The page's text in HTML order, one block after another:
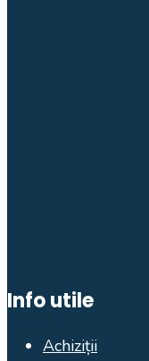
Info utile
Achiziții